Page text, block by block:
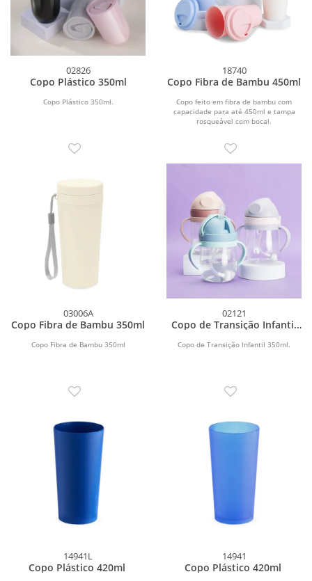
02826
Copo Plástico 350ml
Copo Plástico 350ml.
18740
Copo Fibra de Bambu 450ml
Copo feito em fibra de bambu com
capacidade para até 450ml e tampa
rosqueável com bocal.
03006A
Copo Fibra de Bambu 350ml
Copo Fibra de Bambu 350ml
02121
Copo de Transição Infantil
Copo de Transição Infantil 350ml.
14941L
Copo Plástico 420ml
14941
Copo Plástico 420ml